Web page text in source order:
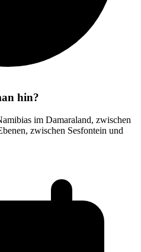
hin?
im Damaraland, zwischen
zwischen Sesfontein und